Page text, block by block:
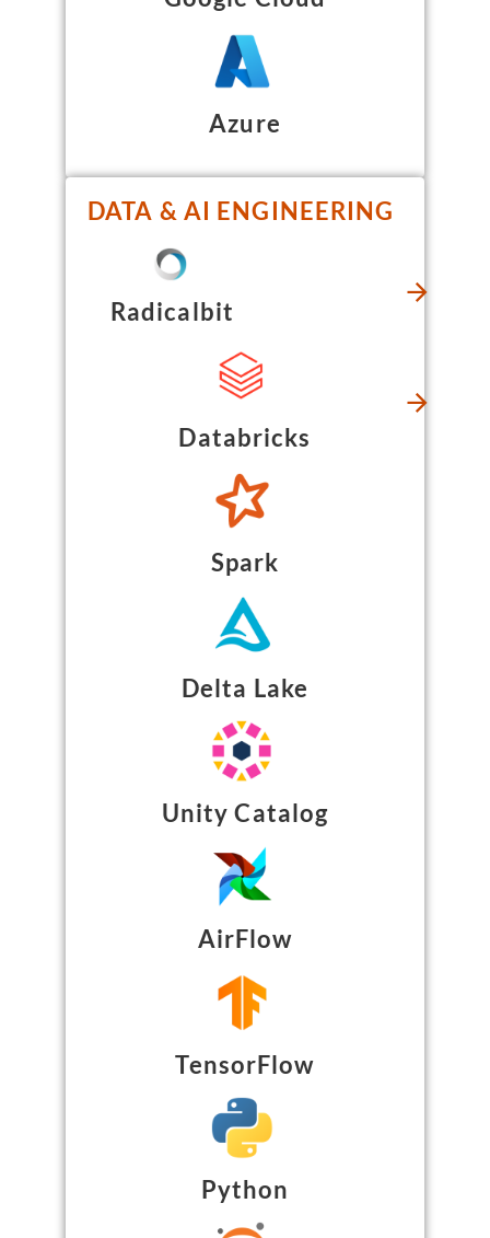
Azure
DATA & AI ENGINEERING
Radicalbit
Databricks
Spark
Delta Lake
Unity Catalog
AirFlow
TensorFlow
Python